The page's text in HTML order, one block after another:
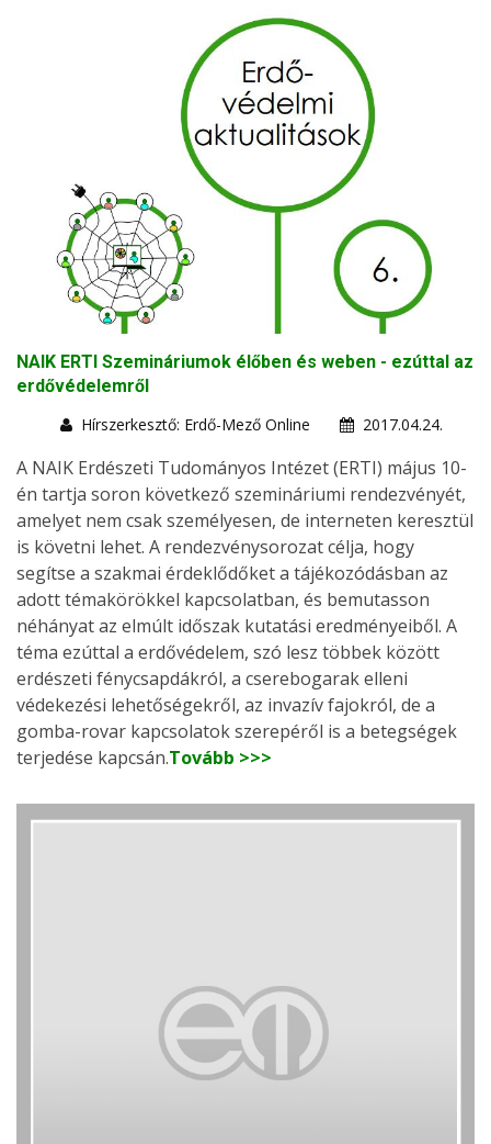
NAIK ERTI Szemináriumok élőben és weben - ezúttal az
erdővédelemről
Hírszerkesztő: Erdő-Mező Online
2017.04.24.
A NAIK Erdészeti Tudományos Intézet (ERTI) május 10-
én tartja soron következő szemináriumi rendezvényét,
amelyet nem csak személyesen, de interneten keresztül
is követni lehet. A rendezvénysorozat célja, hogy
segítse a szakmai érdeklődőket a tájékozódásban az
adott témakörökkel kapcsolatban, és bemutasson
néhányat az elmúlt időszak kutatási eredményeiből. A
téma ezúttal a erdővédelem, szó lesz többek között
erdészeti fénycsapdákról, a cserebogarak elleni
védekezési lehetőségekről, az invazív fajokról, de a
gomba-rovar kapcsolatok szerepéről is a betegségek
terjedése kapcsán.Tovább >>>